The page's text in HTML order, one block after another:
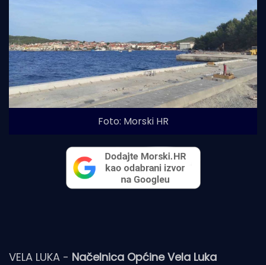
Foto: Morski HR
VELA LUKA - Načelnica Općine Vela Luka